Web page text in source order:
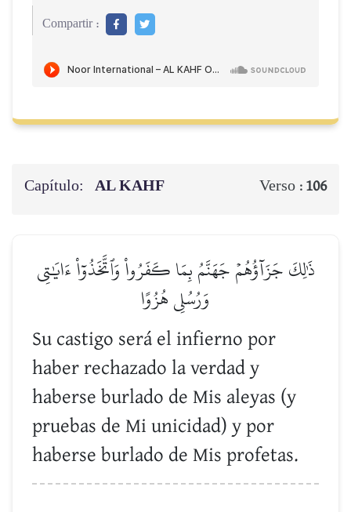
Compartir :
Capítulo: AL KAHF Verso : 106
ذَٰلِكَ جَزَآؤُهُمۡ جَهَنَّمُ بِمَا كَفَرُواْ وَٱتَّخَذُوٓاْ ءَايَٰتِي
وَرُسُلِي هُزُوًا
Su castigo será el infierno por
haber rechazado la verdad y
haberse burlado de Mis aleyas (y
pruebas de Mi unicidad) y por
haberse burlado de Mis profetas.